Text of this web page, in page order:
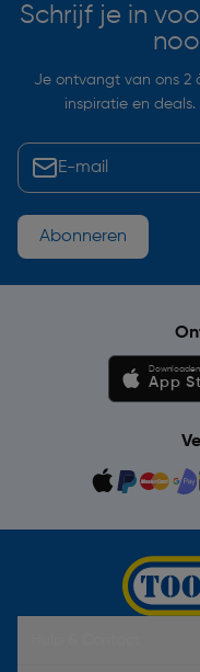
Schrijf je in
Je ontvangt van ons 2
inspiratie en deals.
Abonneren
App